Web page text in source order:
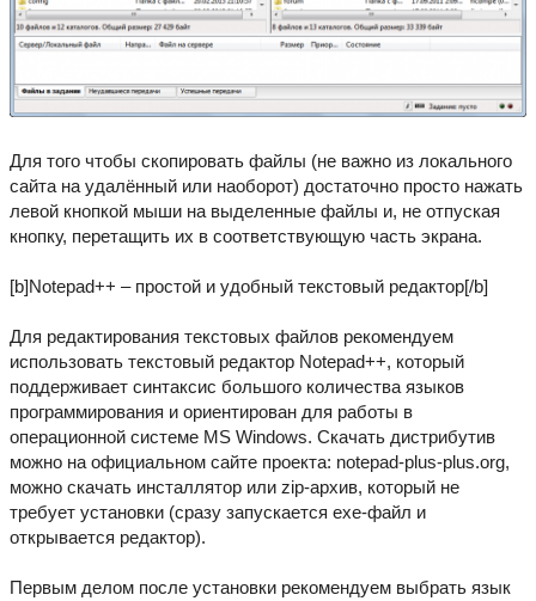
Для того чтобы скопировать файлы (не важно из локального
сайта на удалённый или наоборот) достаточно просто нажать
левой кнопкой мыши на выделенные файлы и, не отпуская
кнопку, перетащить их в соответствующую часть экрана.
[b]Notepad++ – простой и удобный текстовый редактор[/b]
Для редактирования текстовых файлов рекомендуем
использовать текстовый редактор Notepad++, который
поддерживает синтаксис большого количества языков
программирования и ориентирован для работы в
операционной системе MS Windows. Скачать дистрибутив
можно на официальном сайте проекта: notepad-plus-plus.org,
можно скачать инсталлятор или zip-архив, который не
требует установки (сразу запускается exe-файл и
открывается редактор).
Первым делом после установки рекомендуем выбрать язык